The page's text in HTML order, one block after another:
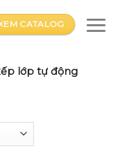
CATALOG
lớp tự động